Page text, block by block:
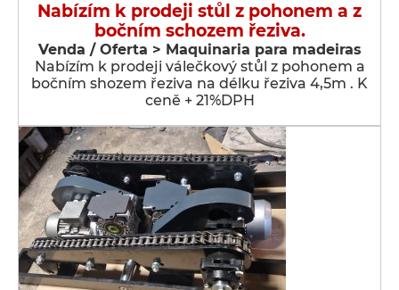
Nabízím k prodeji stůl z pohonem a z
bočním schozem řeziva.
Venda / Oferta > Maquinaria para madeiras
Nabízím k prodeji válečkový stůl z pohonem a
bočním shozem řeziva na délku řeziva 4,5m . K
ceně + 21%DPH